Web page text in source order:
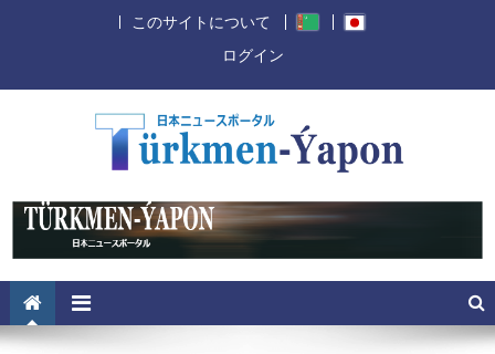
このサイトについて
ログイン
経済
トルクメニスタン大統領は独立記念日に米国大統領を祝っ